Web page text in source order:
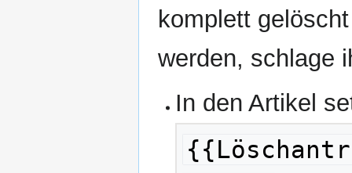
komplett
werden, schlage
In den Artikel